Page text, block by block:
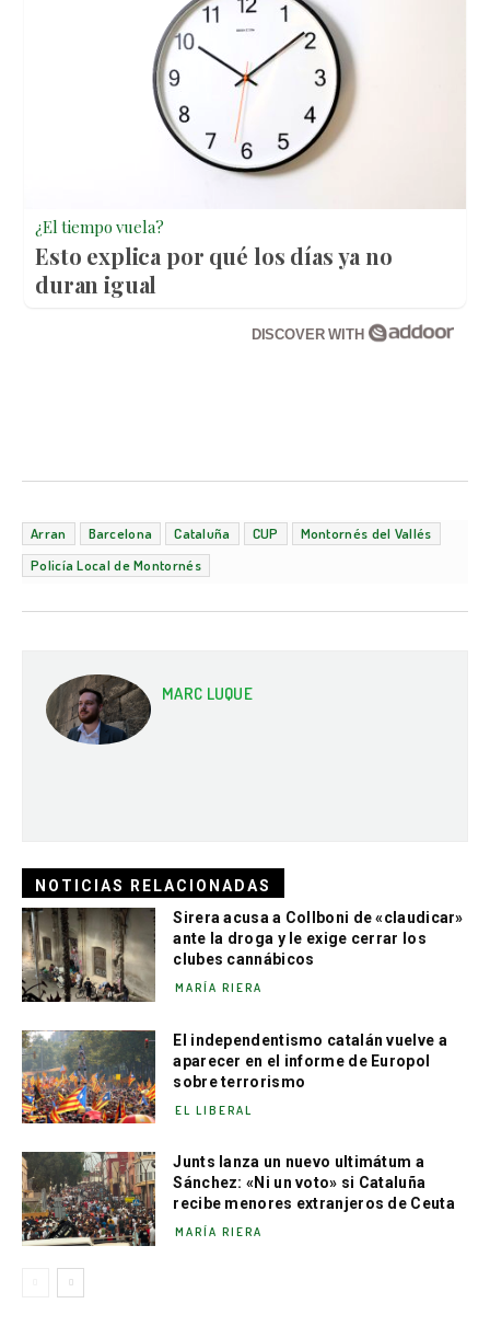
¿El tiempo vuela?
Esto explica por qué los días ya no
duran igual
DISCOVER WITH
Arran Barcelona Cataluña CUP
Montornés del Vallés
Policía Local de Montornés
MARC LUQUE
NOTICIAS RELACIONADAS
Sirera acusa a Collboni de «claudicar»
ante la droga y le exige cerrar los
clubes cannábicos
MARÍA RIERA
El independentismo catalán vuelve a
aparecer en el informe de Europol
sobre terrorismo
EL LIBERAL
Junts lanza un nuevo ultimátum a
Sánchez: «Ni un voto» si Cataluña
recibe menores extranjeros de Ceuta
MARÍA RIERA